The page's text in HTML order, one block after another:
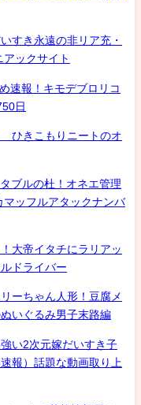
すき永遠の非リア充・
ックサイト
速報！キモデブロリコ
日
ひきこもりニートのオ
ブルの杜！オネエ管理
マッフルアタックナンバ
大帝イタチにラリアッ
ドライバー
ーちゃん人形！豆腐メ
いぐるみ男子末路編
い2次元嫁だいすき子
報）話題な動画取り上